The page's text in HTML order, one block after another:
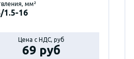
мм²
1.5-16
Цена с НДС, руб
69 руб